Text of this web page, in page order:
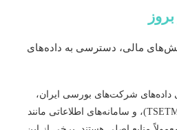
مالی، دسترسی به داده‌های
شرکت‌های بورسی ایران،
سایت سازمان بورس (TSETMC)، و سامانه‌های اطلاعاتی مانند